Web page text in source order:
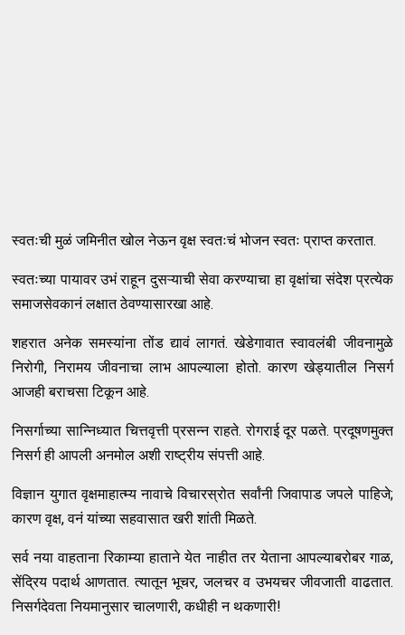
स्वतःची मुळं जमिनीत खोल नेऊन वृक्ष स्वतःचं भोजन स्वतः प्राप्त करतात.
स्वतःच्या पायावर उभं राहून दुसऱ्याची सेवा करण्याचा हा वृक्षांचा संदेश प्रत्येक
समाजसेवकानं लक्षात ठेवण्यासारखा आहे.
शहरात अनेक समस्यांना तोंड द्यावं लागतं. खेडेगावात स्वावलंबी जीवनामुळे
निरोगी, निरामय जीवनाचा लाभ आपल्याला होतो. कारण खेड्यातील निसर्ग
आजही बराचसा टिकून आहे.
निसर्गाच्या सान्निध्यात चित्तवृत्ती प्रसन्न राहते. रोगराई दूर पळते. प्रदूषणमुक्त
निसर्ग ही आपली अनमोल अशी राष्ट्रीय संपत्ती आहे.
विज्ञान युगात वृक्षमाहात्म्य नावाचे विचारस्रोत सर्वांनी जिवापाड जपले पाहिजे;
कारण वृक्ष, वनं यांच्या सहवासात खरी शांती मिळते.
सर्व नया वाहताना रिकाम्या हाताने येत नाहीत तर येताना आपल्याबरोबर गाळ,
सेंद्रिय पदार्थ आणतात. त्यातून भूचर, जलचर व उभयचर जीवजाती वाढतात.
निसर्गदेवता नियमानुसार चालणारी, कधीही न थकणारी!